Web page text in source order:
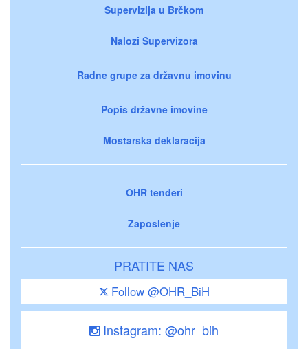
Supervizija u Brčkom
Nalozi Supervizora
Radne grupe za državnu imovinu
Popis državne imovine
Mostarska deklaracija
OHR tenderi
Zaposlenje
PRATITE NAS
Follow @OHR_BiH
Instagram: @ohr_bih